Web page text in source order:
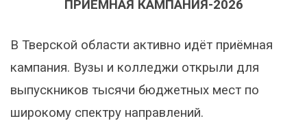
ПРИЁМНАЯ КАМПАНИЯ-2026
В Тверской области активно идёт приёмная
кампания. Вузы и колледжи открыли для
выпускников тысячи бюджетных мест по
широкому спектру направлений.